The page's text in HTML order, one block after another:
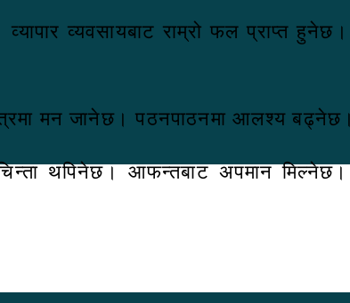
व्यवसायबाट राम्रो फल प्राप्त
मन जानेछ। पठनपाठनमा आलश्य
थपिनेछ। आफन्तबाट अपमान मिल्नेछ।